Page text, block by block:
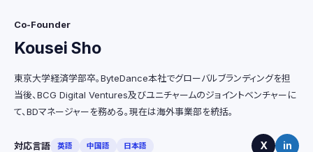
Co-Founder
Kousei Sho
東京大学経済学部卒。ByteDance本社でグローバルブランディングを担
当後、BCG Digital Ventures及びユニチャームのジョイントベンチャーに
て、BDマネージャーを務める。現在は海外事業部を統括。
対応言語 英語 中国語 日本語 X in